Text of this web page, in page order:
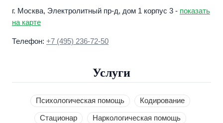
г. Москва, Электролитный пр-д, дом 1 корпус 3 - показать
на карте
Телефон: +7 (495) 236-72-50
Услуги
Психологическая помощь Кодирование
Стационар Наркологическая помощь